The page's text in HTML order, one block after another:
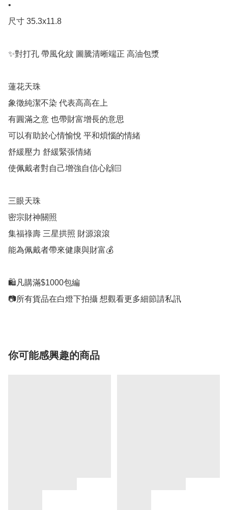
•
尺寸 35.3x11.8
✨對打孔 帶風化紋 圖騰清晰端正 高油包漿
蓮花天珠
象徵純潔不染 代表高高在上
有圓滿之意 也帶財富增長的意思
可以有助於心情愉悅 平和煩惱的情緒
舒緩壓力 舒緩緊張情緒
使佩戴者對自己增強自信心🙌🏻
三眼天珠
密宗財神關照
集福祿壽 三星拱照 財源滾滾
能為佩戴者帶來健康與財富💰
🛍凡購滿$1000包編
📷所有貨品在白燈下拍攝 想觀看更多細節請私訊
你可能感興趣的商品